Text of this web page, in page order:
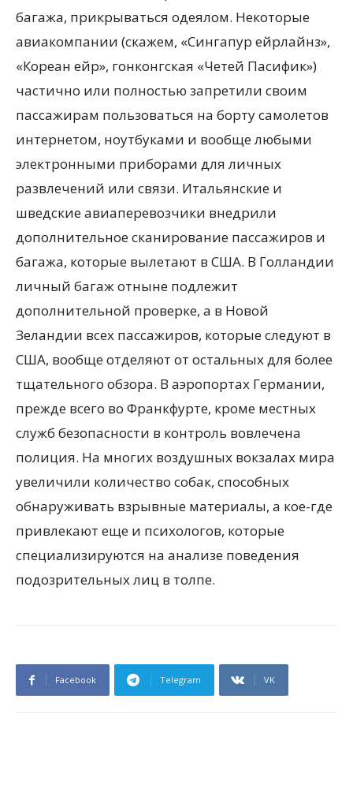
багажа, прикрываться одеялом. Некоторые
авиакомпании (скажем, «Сингапур ейрлайнз»,
«Кореан ейр», гонконгская «Четей Пасифик»)
частично или полностью запретили своим
пассажирам пользоваться на борту самолетов
интернетом, ноутбуками и вообще любыми
электронными приборами для личных
развлечений или связи. Итальянские и
шведские авиаперевозчики внедрили
дополнительное сканирование пассажиров и
багажа, которые вылетают в США. В Голландии
личный багаж отныне подлежит
дополнительной проверке, а в Новой
Зеландии всех пассажиров, которые следуют в
США, вообще отделяют от остальных для более
тщательного обзора. В аэропортах Германии,
прежде всего во Франкфурте, кроме местных
служб безопасности в контроль вовлечена
полиция. На многих воздушных вокзалах мира
увеличили количество собак, способных
обнаруживать взрывные материалы, а кое-где
привлекают еще и психологов, которые
специализируются на анализе поведения
подозрительных лиц в толпе.
Facebook Telegram VK